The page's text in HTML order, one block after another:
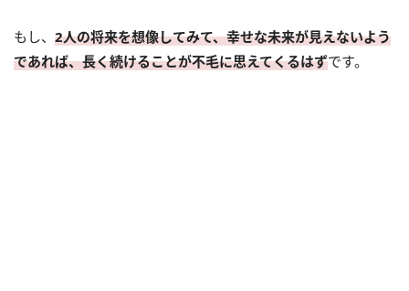
もし、 2人の将来を想像してみて、幸せな未来が見えないよう
であれば、長く続けることが不毛に思えてくるはずです。